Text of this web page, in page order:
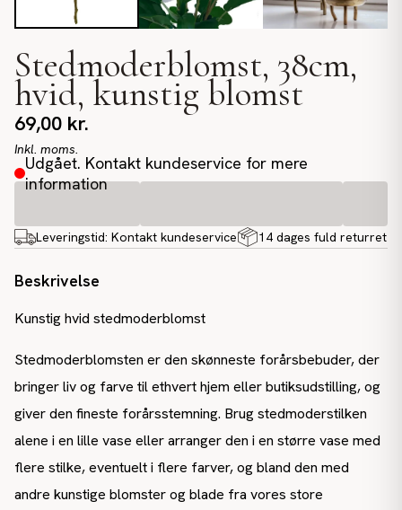
Stedmoderblomst, 38cm,
hvid, kunstig blomst
69,00 kr.
Inkl. moms.
Udgået. Kontakt kundeservice for mere
information
Leveringstid: Kontakt kundeservice 14 dages fuld returret
Beskrivelse
Kunstig hvid stedmoderblomst
Stedmoderblomsten er den skønneste forårsbebuder, der
bringer liv og farve til ethvert hjem eller butiksudstilling, og
giver den fineste forårsstemning. Brug stedmoderstilken
alene i en lille vase eller arranger den i en større vase med
flere stilke, eventuelt i flere farver, og bland den med
andre kunstige blomster og blade fra vores store